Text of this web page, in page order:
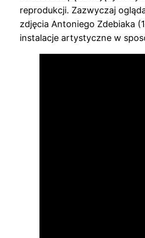
reprodukcji. Zazwyczaj
zdjęcia Antoniego Zdebiaka
instalacje artystyczne w